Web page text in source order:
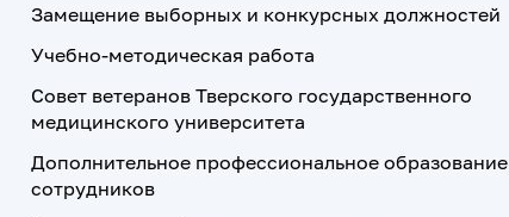
Замещение выборных и конкурсных должностей
Учебно-методическая работа
Совет ветеранов Тверского государственного
медицинского университета
Дополнительное профессиональное образование
сотрудников